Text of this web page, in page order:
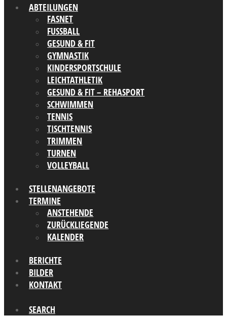
ABTEILUNGEN
FASNET
FUSSBALL
GESUND & FIT
GYMNASTIK
KINDERSPORTSCHULE
LEICHTATHLETIK
GESUND & FIT – REHASPORT
SCHWIMMEN
TENNIS
TISCHTENNIS
TRIMMEN
TURNEN
VOLLEYBALL
STELLENANGEBOTE
TERMINE
ANSTEHENDE
ZURÜCKLIEGENDE
KALENDER
BERICHTE
BILDER
KONTAKT
SEARCH